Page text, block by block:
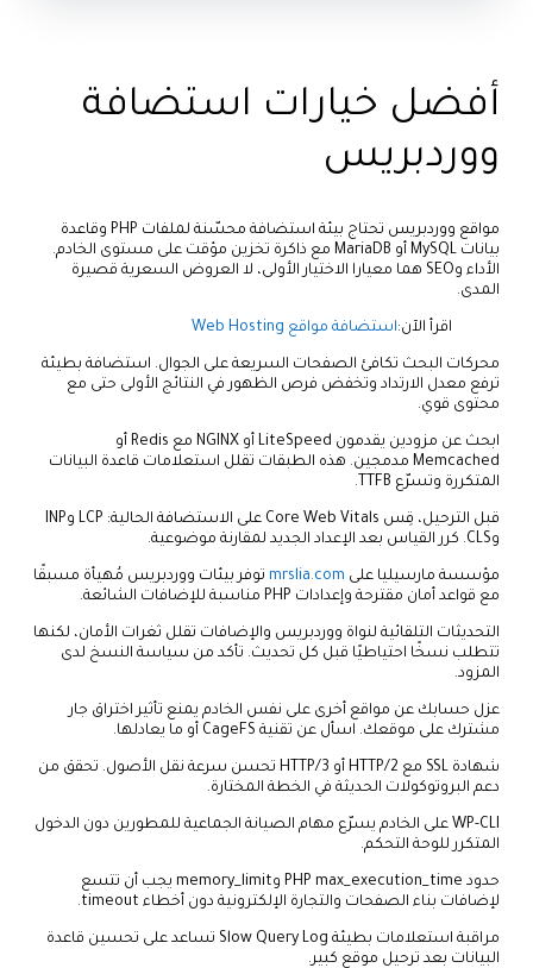
أفضل خيارات استضافة
ووردبريس
مواقع ووردبريس تحتاج بيئة استضافة محسّنة لملفات PHP وقاعدة
بيانات MySQL أو MariaDB مع ذاكرة تخزين مؤقت على مستوى الخادم.
الأداء وSEO هما معيارا الاختيار الأولى، لا العروض السعرية قصيرة
المدى.
اقرأ الآن:استضافة مواقع Web Hosting
محركات البحث تكافئ الصفحات السريعة على الجوال. استضافة بطيئة
ترفع معدل الارتداد وتخفض فرص الظهور في النتائج الأولى حتى مع
محتوى قوي.
ابحث عن مزودين يقدمون LiteSpeed أو NGINX مع Redis أو
Memcached مدمجين. هذه الطبقات تقلل استعلامات قاعدة البيانات
المتكررة وتسرّع TTFB.
قبل الترحيل، قِس Core Web Vitals على الاستضافة الحالية: LCP وINP
وCLS. كرر القياس بعد الإعداد الجديد لمقارنة موضوعية.
مؤسسة مارسيليا على mrslia.com توفر بيئات ووردبريس مُهيأة مسبقًا
مع قواعد أمان مقترحة وإعدادات PHP مناسبة للإضافات الشائعة.
التحديثات التلقائية لنواة ووردبريس والإضافات تقلل ثغرات الأمان، لكنها
تتطلب نسخًا احتياطيًا قبل كل تحديث. تأكد من سياسة النسخ لدى
المزود.
عزل حسابك عن مواقع أخرى على نفس الخادم يمنع تأثير اختراق جار
مشترك على موقعك. اسأل عن تقنية CageFS أو ما يعادلها.
شهادة SSL مع HTTP/2 أو HTTP/3 تحسن سرعة نقل الأصول. تحقق من
دعم البروتوكولات الحديثة في الخطة المختارة.
WP-CLI على الخادم يسرّع مهام الصيانة الجماعية للمطورين دون الدخول
المتكرر للوحة التحكم.
حدود PHP max_execution_time وmemory_limit يجب أن تتسع
لإضافات بناء الصفحات والتجارة الإلكترونية دون أخطاء timeout.
مراقبة استعلامات بطيئة Slow Query Log تساعد على تحسين قاعدة
البيانات بعد ترحيل موقع كبير.